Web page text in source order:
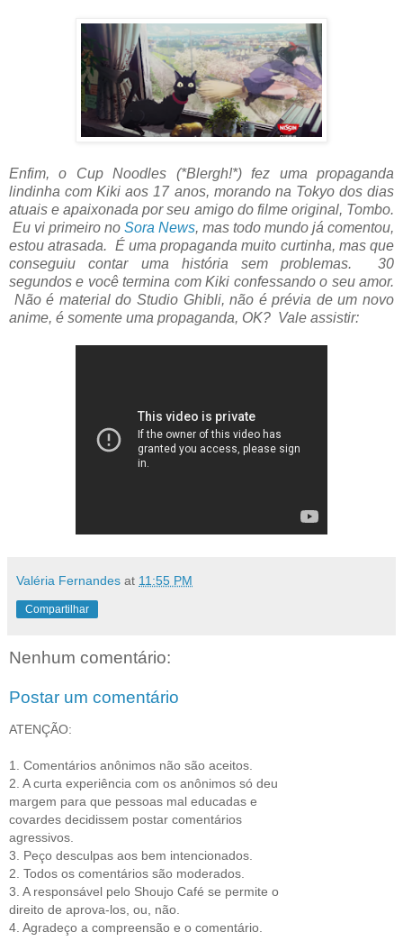
Enfim, o Cup Noodles (*Blergh!*) fez uma propaganda
lindinha com Kiki aos 17 anos, morando na Tokyo dos dias
atuais e apaixonada por seu amigo do filme original, Tombo.
Eu vi primeiro no Sora News, mas todo mundo já comentou,
estou atrasada. É uma propaganda muito curtinha, mas que
conseguiu contar uma história sem problemas. 30
segundos e você termina com Kiki confessando o seu amor.
Não é material do Studio Ghibli, não é prévia de um novo
anime, é somente uma propaganda, OK? Vale assistir:
Valéria Fernandes at 11:55 PM
Compartilhar
Nenhum comentário:
Postar um comentário
ATENÇÃO:
1. Comentários anônimos não são aceitos.
2. A curta experiência com os anônimos só deu
margem para que pessoas mal educadas e
covardes decidissem postar comentários
agressivos.
3. Peço desculpas aos bem intencionados.
2. Todos os comentários são moderados.
3. A responsável pelo Shoujo Café se permite o
direito de aprova-los, ou, não.
4. Agradeço a compreensão e o comentário.